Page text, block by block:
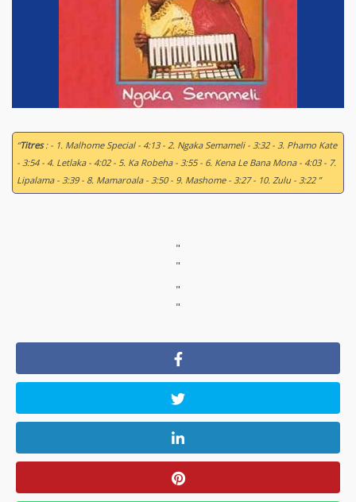
“Titres: - 1. Malhome Special - 4:13 - 2. Ngaka Semameli - 3:32 - 3. Phamo Kate
- 3:54 - 4. Letlaka - 4:02 - 5. Ka Robeha - 3:55 - 6. Kena Le Bana Mona - 4:03 - 7.
Lipalama - 3:39 - 8. Mamaroala - 3:50 - 9. Mashome - 3:27 - 10. Zulu - 3:22 ”
"
"
"
"